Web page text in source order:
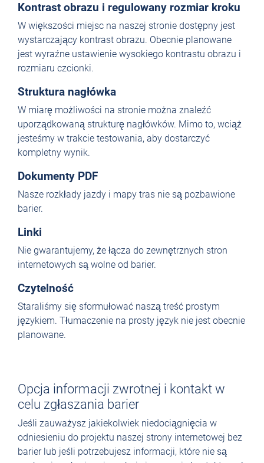
Kontrast obrazu i regulowany rozmiar kroku
W większości miejsc na naszej stronie dostępny jest
wystarczający kontrast obrazu. Obecnie planowane
jest wyraźne ustawienie wysokiego kontrastu obrazu i
rozmiaru czcionki.
Struktura nagłówka
W miarę możliwości na stronie można znaleźć
uporządkowaną strukturę nagłówków. Mimo to, wciąż
jesteśmy w trakcie testowania, aby dostarczyć
kompletny wynik.
Dokumenty PDF
Nasze rozkłady jazdy i mapy tras nie są pozbawione
barier.
Linki
Nie gwarantujemy, że łącza do zewnętrznych stron
internetowych są wolne od barier.
Czytelność
Staraliśmy się sformułować naszą treść prostym
językiem. Tłumaczenie na prosty język nie jest obecnie
planowane.
Opcja informacji zwrotnej i kontakt w
celu zgłaszania barier
Jeśli zauważysz jakiekolwiek niedociągnięcia w
odniesieniu do projektu naszej strony internetowej bez
barier lub jeśli potrzebujesz informacji, które nie są